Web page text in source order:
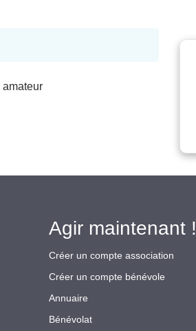
Agir maintenant !
Créer un compte association
Créer un compte bénévole
Annuaire
Bénévolat